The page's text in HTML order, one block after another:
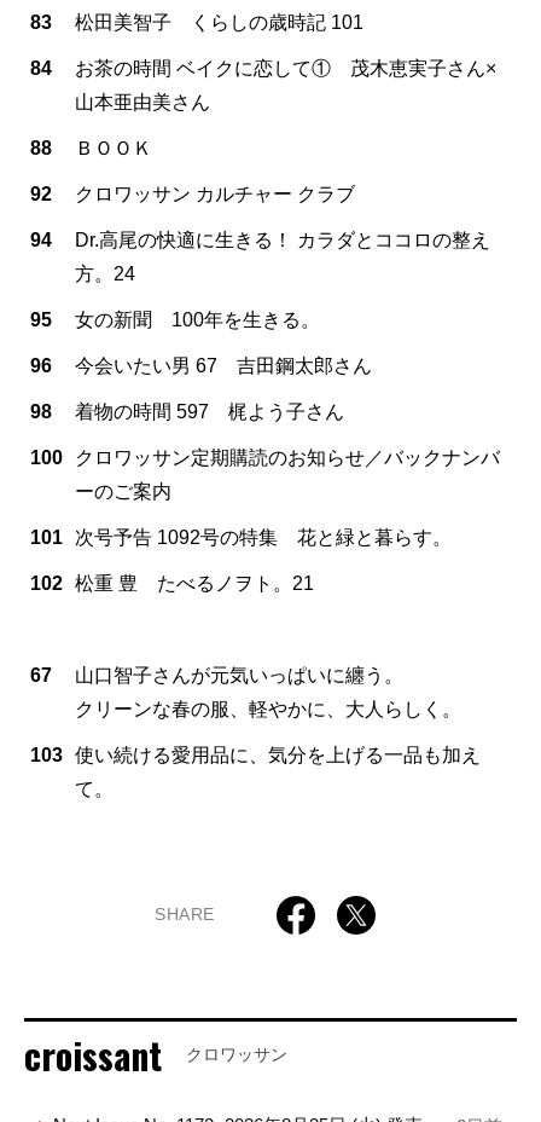
83 松田美智子 くらしの歳時記 101
84
お茶の時間 ベイクに恋して① 茂木恵実子さん×
山本亜由美さん
88 ＢＯＯＫ
92 クロワッサン カルチャー クラブ
94
Dr.高尾の快適に生きる！ カラダとココロの整え
方。24
95 女の新聞 100年を生きる。
96 今会いたい男 67 吉田鋼太郎さん
98 着物の時間 597 梶よう子さん
100
クロワッサン定期購読のお知らせ／バックナンバ
ーのご案内
101 次号予告 1092号の特集 花と緑と暮らす。
102 松重 豊 たべるノヲト。21
67
山口智子さんが元気いっぱいに纏う。
クリーンな春の服、軽やかに、大人らしく。
103 使い続ける愛用品に、気分を上げる一品も加え
て。
SHARE
croissant クロワッサン